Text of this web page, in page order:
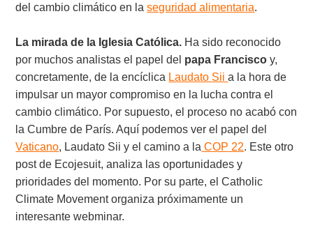
del cambio climático en laseguridad alimentaria.
La mirada de la Iglesia Católica. Ha sido reconocido
por muchos analistas el papel del papa Francisco y,
concretamente, de la encíclica Laudato Siia la hora de
impulsar un mayor compromiso en la lucha contra el
cambio climático. Por supuesto, el proceso no acabó con
la Cumbre de París. Aquí podemos ver el papel del
Vaticano, Laudato Sii y el camino a la COP 22. Este otro
post de Ecojesuit, analiza las oportunidades y
prioridades del momento. Por su parte, el Catholic
Climate Movement organiza próximamente un
interesante webminar.